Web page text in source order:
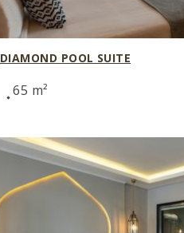
DIAMOND POOL SUITE
65 m²